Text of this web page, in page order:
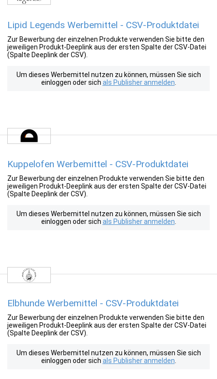
Lipid Legends Werbemittel - CSV-Produktdatei
Zur Bewerbung der einzelnen Produkte verwenden Sie bitte den
jeweiligen Produkt-Deeplink aus der ersten Spalte der CSV-Datei
(Spalte Deeplink der CSV).
Um dieses Werbemittel nutzen zu können, müssen Sie sich
einloggen oder sich als Publisher anmelden
Kuppelofen Werbemittel - CSV-Produktdatei
Zur Bewerbung der einzelnen Produkte verwenden Sie bitte den
jeweiligen Produkt-Deeplink aus der ersten Spalte der CSV-Datei
(Spalte Deeplink der CSV).
Um dieses Werbemittel nutzen zu können, müssen Sie sich
einloggen oder sich als Publisher anmelden
Elbhunde Werbemittel - CSV-Produktdatei
Zur Bewerbung der einzelnen Produkte verwenden Sie bitte den
jeweiligen Produkt-Deeplink aus der ersten Spalte der CSV-Datei
(Spalte Deeplink der CSV).
Um dieses Werbemittel nutzen zu können, müssen Sie sich
einloggen oder sich als Publisher anmelden